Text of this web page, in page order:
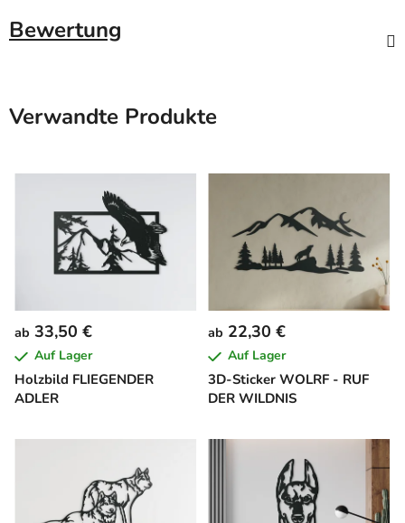
Bewertung
Verwandte Produkte
Holzbild FLIEGENDER
ADLER
ab 33,50 €
Auf Lager
3D-Sticker WOLRF - RUF
DER WILDNIS
ab 22,30 €
Auf Lager